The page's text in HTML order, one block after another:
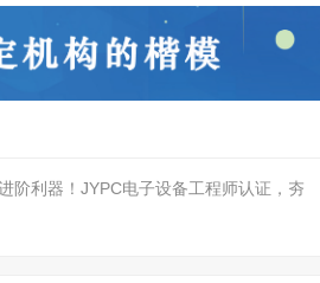
阶利器！JYPC电子设备工程师认证，夯